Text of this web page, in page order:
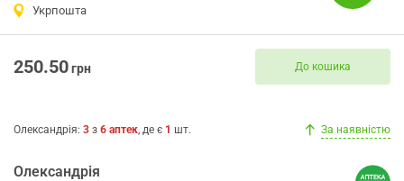
Укрпошта
250.50грн До кошика
Олександрія: 3 з 6 аптек, де є 1 шт. За наявністю
Олександрія